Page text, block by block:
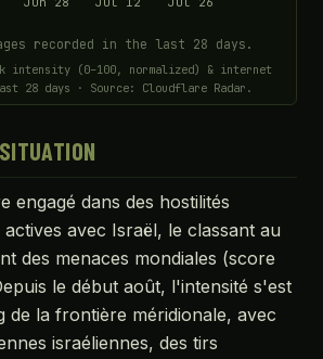
recorded in the last 28 days.
intensity (0–100, normalized) & internet
28 days · Source: Cloudflare Radar.
engagé dans des hostilités
avec Israël, le classant au
des menaces mondiales (score
le début août, l'intensité s'est
de la frontière méridionale, avec
israéliennes, des tirs